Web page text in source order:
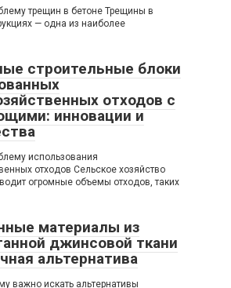
трещин в бетоне Трещины в
— одна из наиболее
строительные блоки
отходов с
инновации и
использования
отходов Сельское хозяйство
огромные объемы отходов, таких
материалы из
джинсовой ткани
альтернатива
важно искать альтернативы